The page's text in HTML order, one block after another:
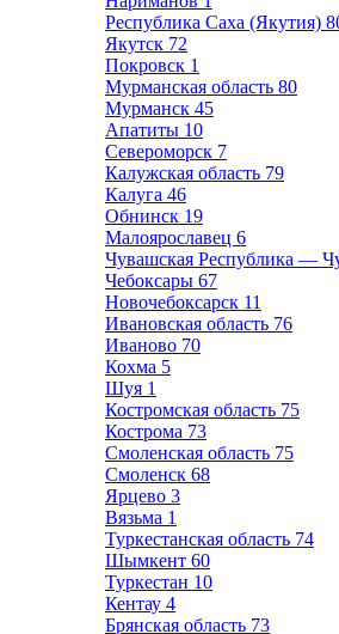
Республика Саха (Якутия)
Якутск 72
Покровск 1
Мурманская область 80
Мурманск 45
Апатиты 10
Североморск 7
Калужская область 79
Калуга 46
Обнинск 19
Малоярославец 6
Чувашская Республика —
Чебоксары 67
Новочебоксарск 11
Ивановская область 76
Иваново 70
Кохма 5
Шуя 1
Костромская область 75
Кострома 73
Смоленская область 75
Смоленск 68
Ярцево 3
Вязьма 1
Туркестанская область 74
Шымкент 60
Туркестан 10
Кентау 4
Брянская область 73